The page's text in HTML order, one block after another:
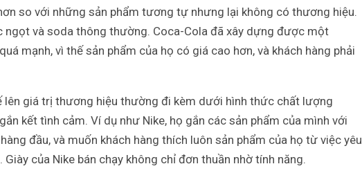
so với những sản phẩm tương tự nhưng lại không có thương hiệu.
ngọt và soda thông thường. Coca-Cola đã xây dựng được một
mạnh, vì thế sản phẩm của họ có giá cao hơn, và khách hàng phải
lên giá trị thương hiệu thường đi kèm dưới hình thức chất lượng
kết tình cảm. Ví dụ như Nike, họ gắn các sản phẩm của mình với
đầu, và muốn khách hàng thích luôn sản phẩm của họ từ việc yêu
Giày của Nike bán chạy không chỉ đơn thuần nhờ tính năng.